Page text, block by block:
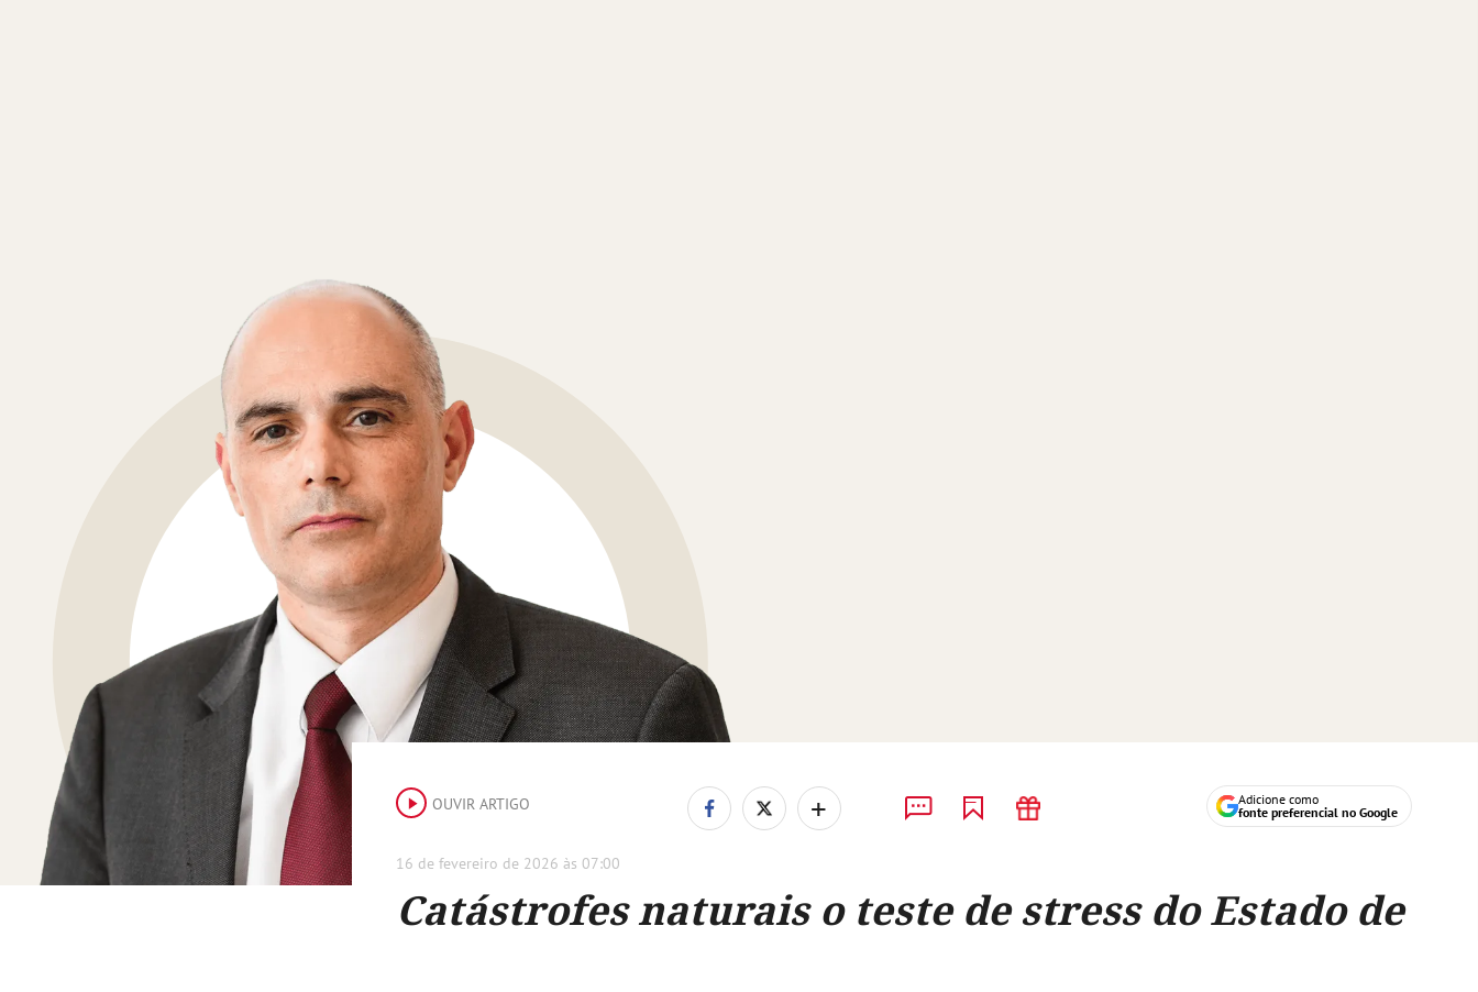
OUVIR ARTIGO
Adicione como
fonte preferencial no Google
+
16 de fevereiro de 2026 às 07:00
Catástrofes naturais o teste de stress do Estado de